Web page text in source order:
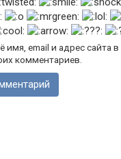
имя, email и адрес сайта
комментариев.